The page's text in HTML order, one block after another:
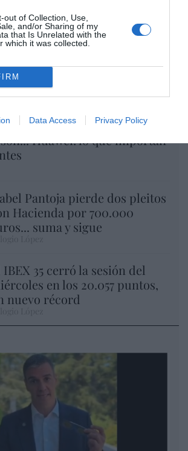
out of Collection, Use,
and/or Sharing of my
that Is Unrelated with the
which it was collected.
Data Access Privacy Policy
Huawei: lo que importan
Pantoja pierde dos pleitos
Hacienda por 700.000
suma y sigue
IBEX 35 cerró la sesión del
en los 20.057 puntos,
nuevo récord